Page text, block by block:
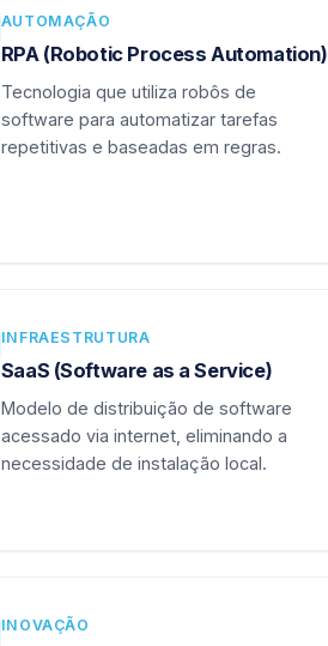
AUTOMAÇÃO
RPA (Robotic Process Automation)
Tecnologia que utiliza robôs de
software para automatizar tarefas
repetitivas e baseadas em regras.
INFRAESTRUTURA
SaaS (Software as a Service)
Modelo de distribuição de software
acessado via internet, eliminando a
necessidade de instalação local.
INOVAÇÃO